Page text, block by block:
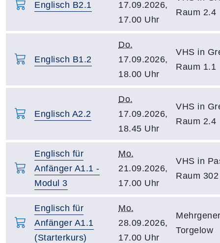
Englisch B2.1
17.09.2026,
17.00 Uhr
Raum 2.4
Englisch B1.2
Do.
17.09.2026,
18.00 Uhr
VHS in
Raum 1.1
Englisch A2.2
Do.
17.09.2026,
18.45 Uhr
VHS in
Raum 2.4
Englisch für
Anfänger A1.1 -
Modul 3
Mo.
21.09.2026,
17.00 Uhr
VHS in
Raum 302
Englisch für
Anfänger A1.1
(Starterkurs)
Mo.
28.09.2026,
17.00 Uhr
Torgelow